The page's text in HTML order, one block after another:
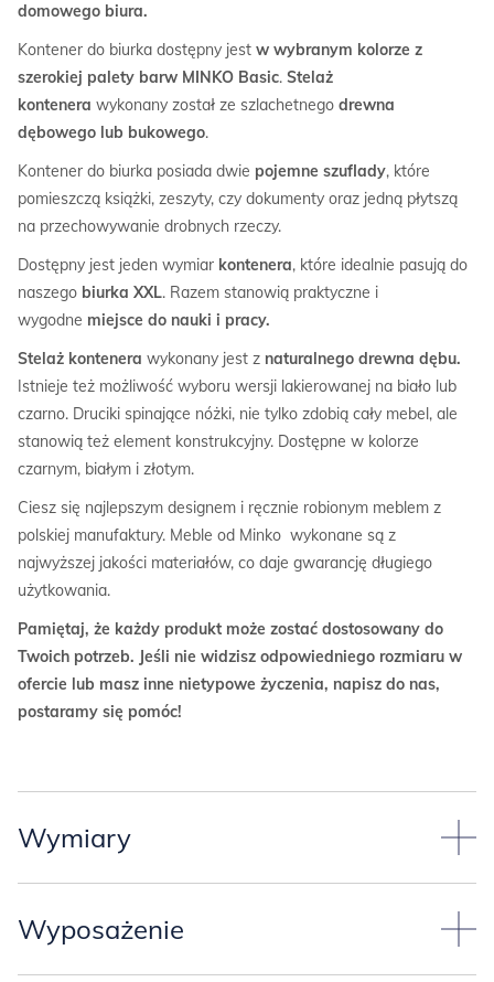
domowego biura.
Kontener do biurka dostępny jest w wybranym kolorze z
szerokiej palety barw MINKO Basic. Stelaż
kontenera wykonany został ze szlachetnego drewna
dębowego lub bukowego.
Kontener do biurka posiada dwie pojemne szuflady, które
pomieszczą książki, zeszyty, czy dokumenty oraz jedną płytszą
na przechowywanie drobnych rzeczy.
Dostępny jest jeden wymiar kontenera, które idealnie pasują do
naszego biurka XXL. Razem stanowią praktyczne i
wygodne miejsce do nauki i pracy.
Stelaż kontenera wykonany jest z naturalnego drewna dębu.
Istnieje też możliwość wyboru wersji lakierowanej na biało lub
czarno. Druciki spinające nóżki, nie tylko zdobią cały mebel, ale
stanowią też element konstrukcyjny. Dostępne w kolorze
czarnym, białym i złotym.
Ciesz się najlepszym designem i ręcznie robionym meblem z
polskiej manufaktury. Meble od Minko wykonane są z
najwyższej jakości materiałów, co daje gwarancję długiego
użytkowania.
Pamiętaj, że każdy produkt może zostać dostosowany do
Twoich potrzeb. Jeśli nie widzisz odpowiedniego rozmiaru w
ofercie lub masz inne nietypowe życzenia, napisz do nas,
postaramy się pomóc!
Wymiary
komplet z biurkiem MINKO):
Wyposażenie